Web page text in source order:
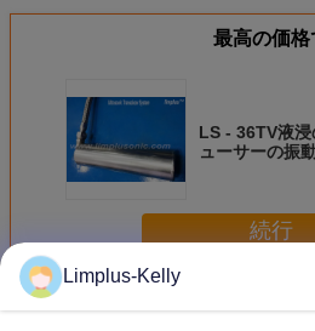
最高の価格
LS - 36TV液
ューサーの振
続行
多く水に浸け超音波トランスデュ
Limplus-Kelly